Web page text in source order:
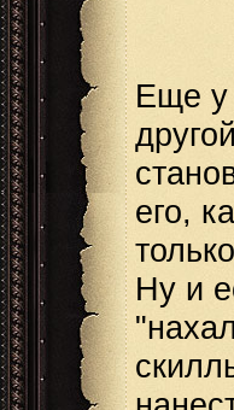
Еще у
его,
Ну и